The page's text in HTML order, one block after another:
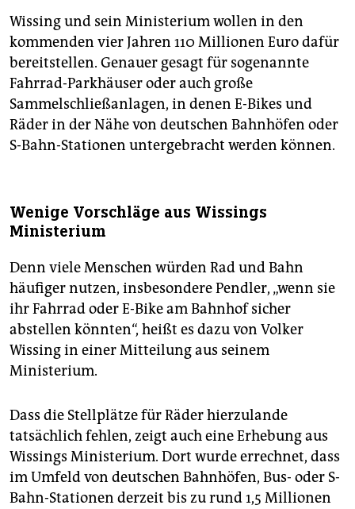
Wissing und sein Ministerium wollen in den
kommenden vier Jahren 110 Millionen Euro dafür
bereitstellen. Genauer gesagt für sogenannte
Fahrrad-Parkhäuser oder auch große
Sammelschließanlagen, in denen E-Bikes und
Räder in der Nähe von deutschen Bahnhöfen oder
S-Bahn-Stationen untergebracht werden können.
Wenige Vorschläge aus Wissings
Ministerium
Denn viele Menschen würden Rad und Bahn
häufiger nutzen, insbesondere Pendler, „wenn sie
ihr Fahrrad oder E-Bike am Bahnhof sicher
abstellen könnten“, heißt es dazu von Volker
Wissing in einer Mitteilung aus seinem
Ministerium.
Dass die Stellplätze für Räder hierzulande
tatsächlich fehlen, zeigt auch eine Erhebung aus
Wissings Ministerium. Dort wurde errechnet, dass
im Umfeld von deutschen Bahnhöfen, Bus- oder S-
Bahn-Stationen derzeit bis zu rund 1,5 Millionen